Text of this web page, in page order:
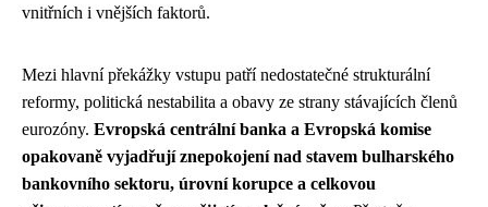
vnitřních i vnějších faktorů.
Mezi hlavní překážky vstupu patří nedostatečné strukturální
reformy, politická nestabilita a obavy ze strany stávajících členů
eurozóny. Evropská centrální banka a Evropská komise
opakovaně vyjadřují znepokojení nad stavem bulharského
bankovního sektoru, úrovní korupce a celkovou